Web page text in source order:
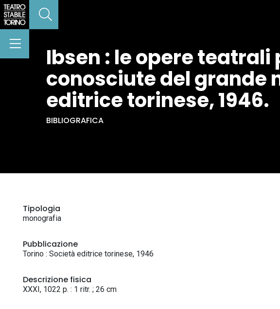
Ibsen : le opere
conosciute del grande
editrice torinese, 1946.
BIBLIOGRAFICA
Tipologia
monografia
Pubblicazione
Torino : Società editrice torinese, 1946
Descrizione fisica
XXXI, 1022 p. : 1 ritr. ; 26 cm